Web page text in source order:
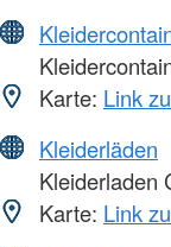
Karte: Link
Kleiderläden
Kleiderladen
Karte: Link